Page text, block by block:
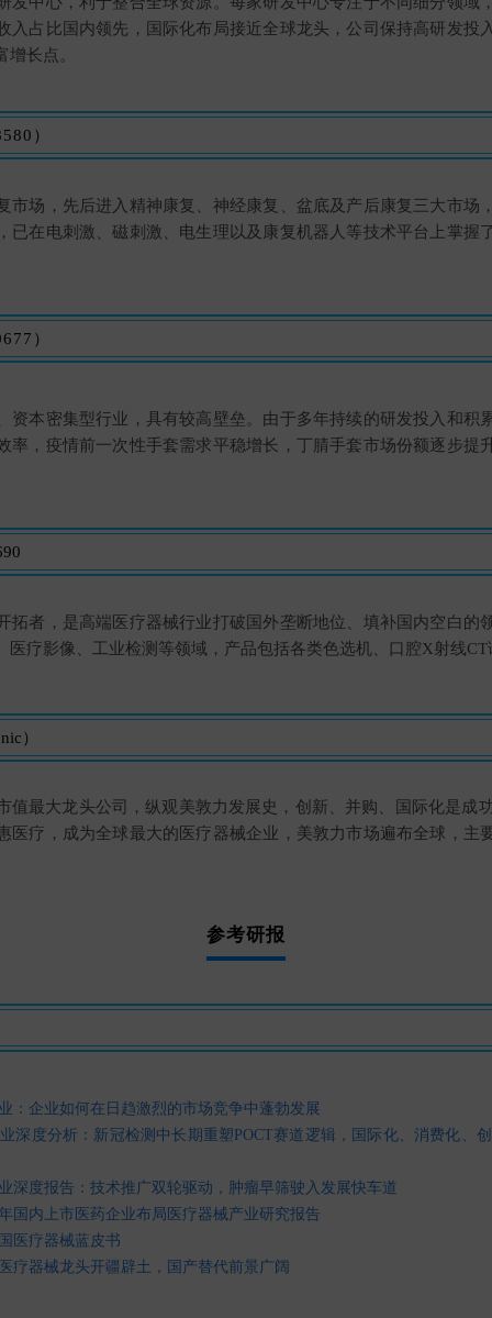
入占比国内领先，国际化布局接近全球龙头，公司保持高研发投
长点。
）
市场，先后进入精神康复、神经康复、盆底及产后康复三大市场
已在电刺激、磁刺激、电生理以及康复机器人等技术平台上掌握
）
资本密集型行业，具有较高壁垒。由于多年持续的研发投入和积
率，疫情前一次性手套需求平稳增长，丁腈手套市场份额逐步提
拓者，是高端医疗器械行业打破国外垄断地位、填补国内空白的
医疗影像、工业检测等领域，产品包括各类色选机、口腔X射线
）
值最大龙头公司，纵观美敦力发展史，创新、并购、国际化是成
医疗，成为全球最大的医疗器械企业，美敦力市场遍布全球，主
参考研报
：企业如何在日趋激烈的市场竞争中蓬勃发展
深度分析：新冠检测中长期重塑POCT赛道逻辑，国际化、消费化、
深度报告：技术推广双轮驱动，肿瘤早筛驶入发展快车道
国内上市医药企业布局医疗器械产业研究报告
医疗器械蓝皮书
疗器械龙头开疆辟土，国产替代前景广阔